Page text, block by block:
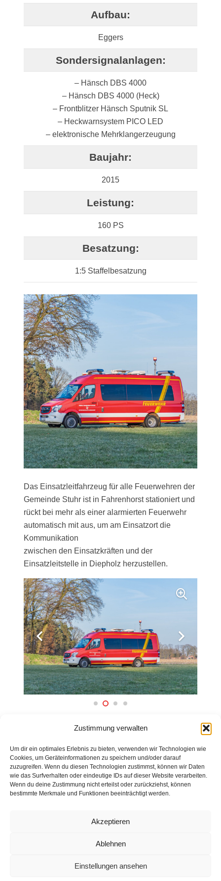
Zustimmung verwalten
Um dir ein optimales Erlebnis zu bieten, verwenden wir Technologien wie
Cookies, um Geräteinformationen zu speichern und/oder darauf
zuzugreifen. Wenn du diesen Technologien zustimmst, können wir Daten
wie das Surfverhalten oder eindeutige IDs auf dieser Website verarbeiten.
Wenn du deine Zustimmung nicht erteilst oder zurückziehst, können
bestimmte Merkmale und Funktionen beeinträchtigt werden.
Akzeptieren
Ablehnen
Einstellungen ansehen
Aufbau:
Eggers
Sondersignalanlagen:
– Hänsch DBS 4000
– Hänsch DBS 4000 (Heck)
– Frontblitzer Hänsch Sputnik SL
– Heckwarnsystem PICO LED
– elektronische Mehrklangerzeugung
Baujahr:
2015
Leistung:
160 PS
Besatzung:
1:5 Staffelbesatzung
Das Einsatzleitfahrzeug für alle Feuerwehren der
Gemeinde Stuhr ist in Fahrenhorst stationiert und
rückt bei mehr als einer alarmierten Feuerwehr
automatisch mit aus, um am Einsatzort die
Kommunikation
zwischen den Einsatzkräften und der
Einsatzleitstelle in Diepholz herzustellen.
ZURÜCK ZUR ÜBERSICHT
Datenschutz